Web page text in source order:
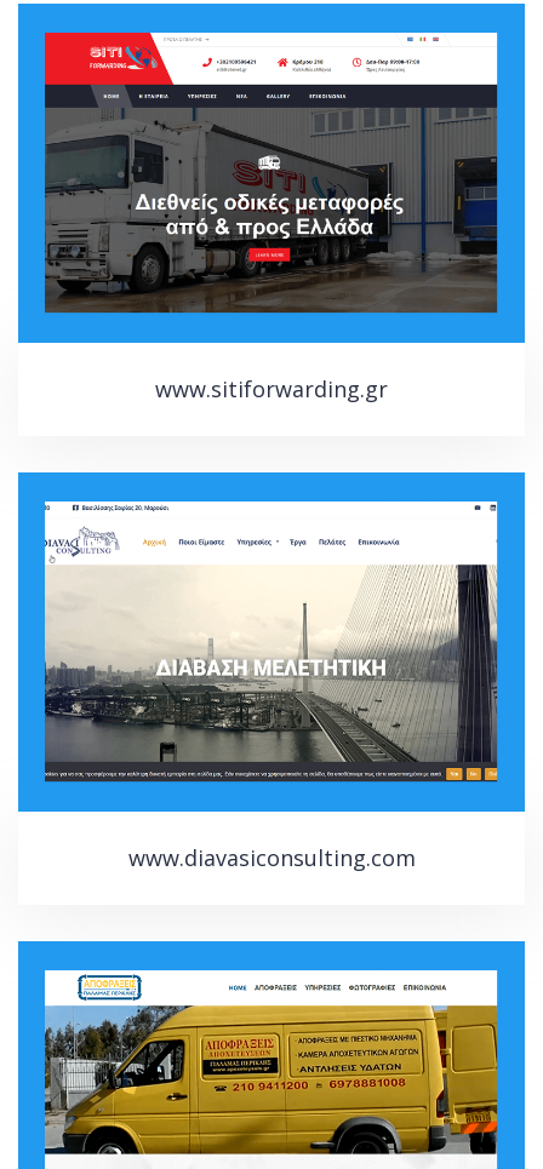
www.sitiforwarding.gr
www.diavasiconsulting.com